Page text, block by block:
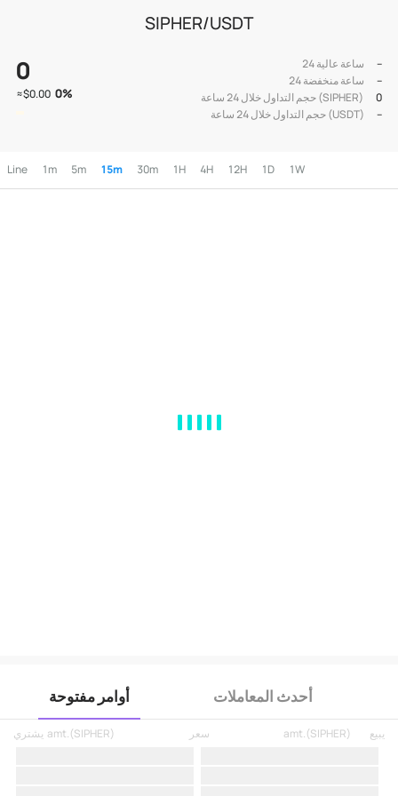
SIPHER/USDT
0
≈$0.00 0%
24 ساعة عالية
--
24 ساعة منخفضة
--
حجم التداول خلال 24 ساعة (SIPHER)
0
حجم التداول خلال 24 ساعة (USDT)
--
Line 1m 5m 15m 30m 1H 4H 12H 1D 1W
أوامر مفتوحة أحدث المعاملات
يشتري amt.(SIPHER) سعر يبيع amt.(SIPHER)